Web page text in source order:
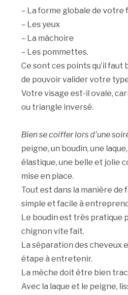
– La forme globale de votre
– Les yeux
– La mâchoire
– Les pommettes.
Ce sont ces points qu’il
de pouvoir valider votre
Votre visage est-il ovale,
ou triangle inversé.
Bien se coiffer lors d’une
peigne, un boudin, une
élastique, une belle et jolie
mise en place.
Tout est dans la manière de
simple et facile à
Le boudin est très pratique
chignon vite fait.
La séparation des cheveux
étape à entretenir.
La mèche doit être bien
Avec la laque et le peigne,